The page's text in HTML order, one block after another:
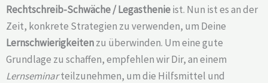
Rechtschreib-Schwäche /Legasthenieist. Nun ist es an der
Zeit, konkrete Strategien zu verwenden, um Deine
Lernschwierigkeitenzu überwinden. Um eine gute
Grundlage zu schaffen, empfehlen wir Dir, an einem
Lernseminarteilzunehmen, um die Hilfsmittel und